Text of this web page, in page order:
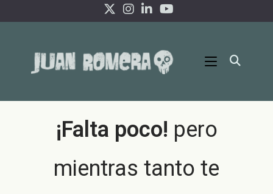
al
¡Falta poco! pero
mientras tanto te